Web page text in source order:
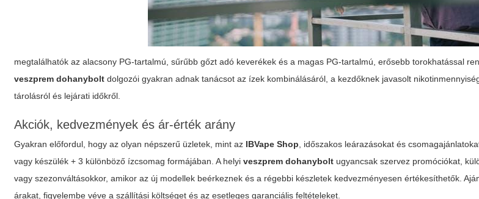
megtalálhatók az alacsony PG-tartalmú, sűrűbb gőzt adó keverékek és a magas PG-tartalmú, erősebb torokhatással
veszprem dohanybolt dolgozói gyakran adnak tanácsot az ízek kombinálásáról, a kezdőknek javasolt
tárolásról és lejárati időkről.
Akciók, kedvezmények és ár-érték arány
Gyakran előfordul, hogy az olyan népszerű üzletek, mint az IBVape Shop , időszakos leárazásokat és
vagy készülék + 3 különböző ízcsomag formájában. A helyiveszprem dohanybolt ugyancsak szervez promóciókat,
vagy szezonváltásokkor, amikor az új modellek beérkeznek és a régebbi készletek kedvezményesen értékesíthetők.
árakat, figyelembe véve a szállítási költséget és az esetleges garanciális feltételeket.